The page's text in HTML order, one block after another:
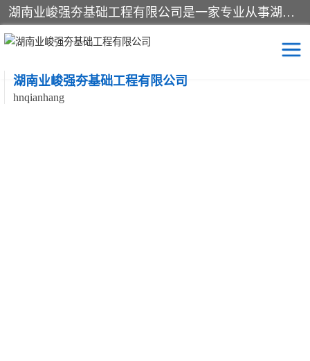
湖南业峻强夯基础工程有限公司是一家专业从事湖南强夯基础工程、强夯机租赁，地基处理的施工单位。业务覆盖：湖南、广东，江西等地。可承接1000KN.m-25000KN.m强夯（置换）工程。公司创始人是国内较早期从事强夯施工的建设者，经过多年的一步一个脚印的发展，在行业内具有较高的度和良好的口碑。
湖南业峻强夯基础工程有限公司
hnqianhang